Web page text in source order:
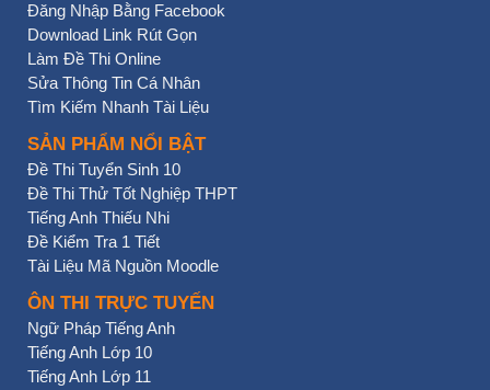
Đăng Nhập Bằng Facebook
Download Link Rút Gọn
Làm Đề Thi Online
Sửa Thông Tin Cá Nhân
Tìm Kiếm Nhanh Tài Liệu
SẢN PHẨM NỔI BẬT
Đề Thi Tuyển Sinh 10
Đề Thi Thử Tốt Nghiệp THPT
Tiếng Anh Thiếu Nhi
Đề Kiểm Tra 1 Tiết
Tài Liệu Mã Nguồn Moodle
ÔN THI TRỰC TUYẾN
Ngữ Pháp Tiếng Anh
Tiếng Anh Lớp 10
Tiếng Anh Lớp 11